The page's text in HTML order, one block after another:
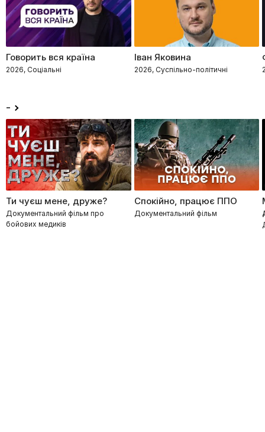
Говорить вся країна
2026, Соціальні
Іван Яковина
2026, Суспільно-політичні
-
Ти чуєш мене, друже?
Документальний фільм про
бойових медиків
Спокійно, працює ППО
Документальний фільм